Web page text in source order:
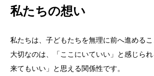
私たちの想い
私たちは、子どもたちを無理に前へ進めるこ
大切なのは、「ここにいていい」と感じら
来てもいい」と思える関係性です。